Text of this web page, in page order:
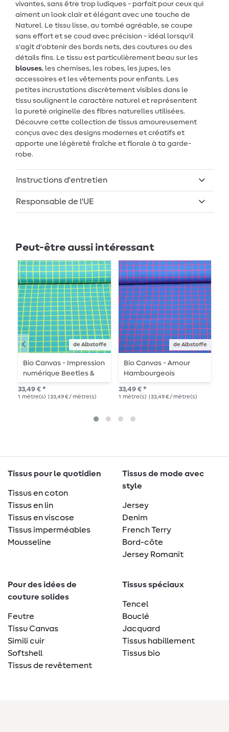
vivantes, sans être trop ludiques - parfait pour ceux qui
aiment un look clair et élégant avec une touche de
Naturel. Le tissu lisse, au tombé agréable, se coupe
sans effort et se coud avec précision - idéal lorsqu'il
s'agit d'obtenir des bords nets, des coutures ou des
détails fins. Le tissu est particulièrement beau sur les
blouses, les chemises, les robes, les jupes, les
accessoires et les vêtements pour enfants. Les
petites incrustations discrètement visibles dans le
tissu soulignent le caractère naturel et représentent
la pureté originelle des fibres naturelles utilisées.
Découvre cette collection de tissus amoureusement
conçus avec des designs modernes et créatifs et
apporte une légèreté fraîche et florale à ta garde-
robe.
Instructions d'entretien
Responsable de l'UE
Peut-être aussi intéressant
de Albstoffe
Bio Canvas - Impression
numérique Beetles &
Bugs Grids Petrol
33,49 € *
1 mètre(s) | 33,49 € / mètre(s)
de Albstoffe
Bio Canvas - Amour
Hambourgeois
impression numérique
Beetles & Bugs Grids
33,49 € *
1 mètre(s) | 33,49 € / mètre(s)
Tissus pour le quotidien
Tissus en coton
Tissus en lin
Tissus en viscose
Tissus imperméables
Mousseline
Tissus de mode avec
style
Jersey
Denim
French Terry
Bord-côte
Jersey Romanit
Pour des idées de
couture solides
Feutre
Tissu Canvas
Simili cuir
Softshell
Tissus de revêtement
Tissus spéciaux
Tencel
Bouclé
Jacquard
Tissus habillement
Tissus bio